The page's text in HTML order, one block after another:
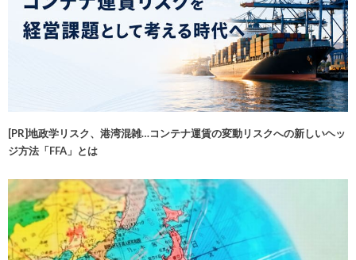
[PR]地政学リスク、港湾混雑…コンテナ運賃の変動リスクへの新しいヘッ
ジ方法「FFA」とは